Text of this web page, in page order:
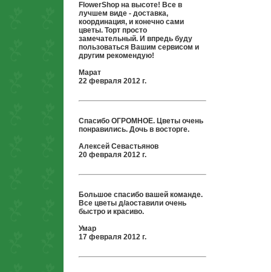
FlowerShop на высоте! Все в
лучшем виде - доставка,
координация, и конечно сами
цветы. Торт просто
замечательный. И впредь буду
пользоваться Вашим сервисом и
другим рекомендую!
Марат
22 февраля 2012 г.
Спасибо ОГРОМНОЕ. Цветы очень
понравились. Дочь в восторге.
Алексей Севастьянов
20 февраля 2012 г.
Большое спасибо вашей команде.
Все цветы д/aоставили очень
быстро и красиво.
Умар
17 февраля 2012 г.